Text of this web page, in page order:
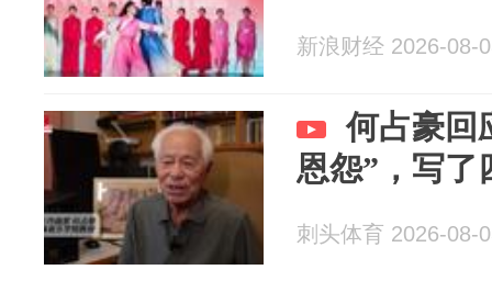
新浪财经 2026-08-
何占豪回
恩怨”，写了
刺头体育 2026-08-